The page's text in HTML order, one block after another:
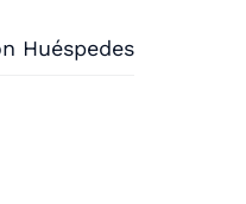
Huéspedes